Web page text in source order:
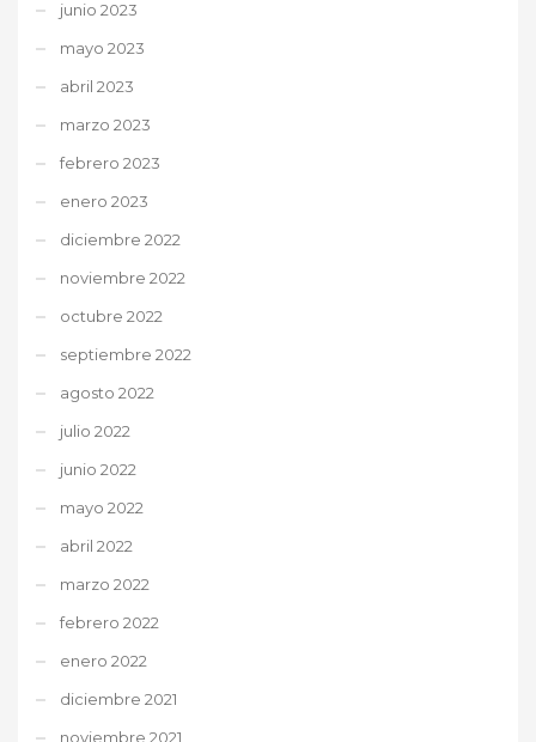
junio 2023
mayo 2023
abril 2023
marzo 2023
febrero 2023
enero 2023
diciembre 2022
noviembre 2022
octubre 2022
septiembre 2022
agosto 2022
julio 2022
junio 2022
mayo 2022
abril 2022
marzo 2022
febrero 2022
enero 2022
diciembre 2021
noviembre 2021